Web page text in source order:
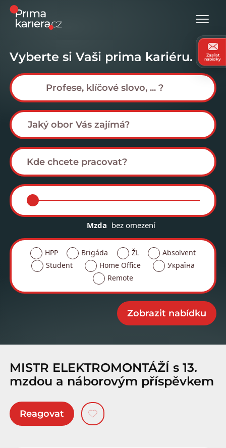
Vyberte si Vaši prima kariéru.
Mzda bez omezení
HPP Brigáda ŽL
Absolvent
Student
Home Office
Україна
Remote
MISTR ELEKTROMONTÁŽÍ s 13.
mzdou a náborovým příspěvkem
Reagovat
Zasílat
nabídky